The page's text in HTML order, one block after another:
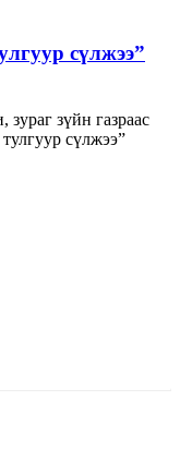
сүлжээ”
зураг зүйн газраас
сүлжээ”